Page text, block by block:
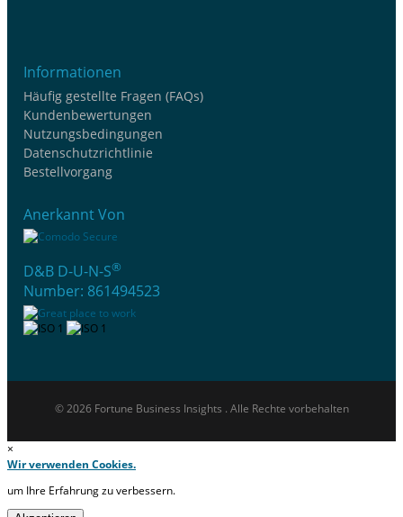
Informationen
Häufig gestellte Fragen (FAQs)
Kundenbewertungen
Nutzungsbedingungen
Datenschutzrichtlinie
Bestellvorgang
Anerkannt Von
D&B D-U-N-S®
Number: 861494523
© 2026 Fortune Business Insights . Alle Rechte vorbehalten
×
Wir verwenden Cookies.
um Ihre Erfahrung zu verbessern.